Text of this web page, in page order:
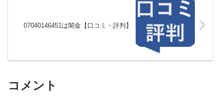
07040146451は闇金【口コミ・評判】
コメント